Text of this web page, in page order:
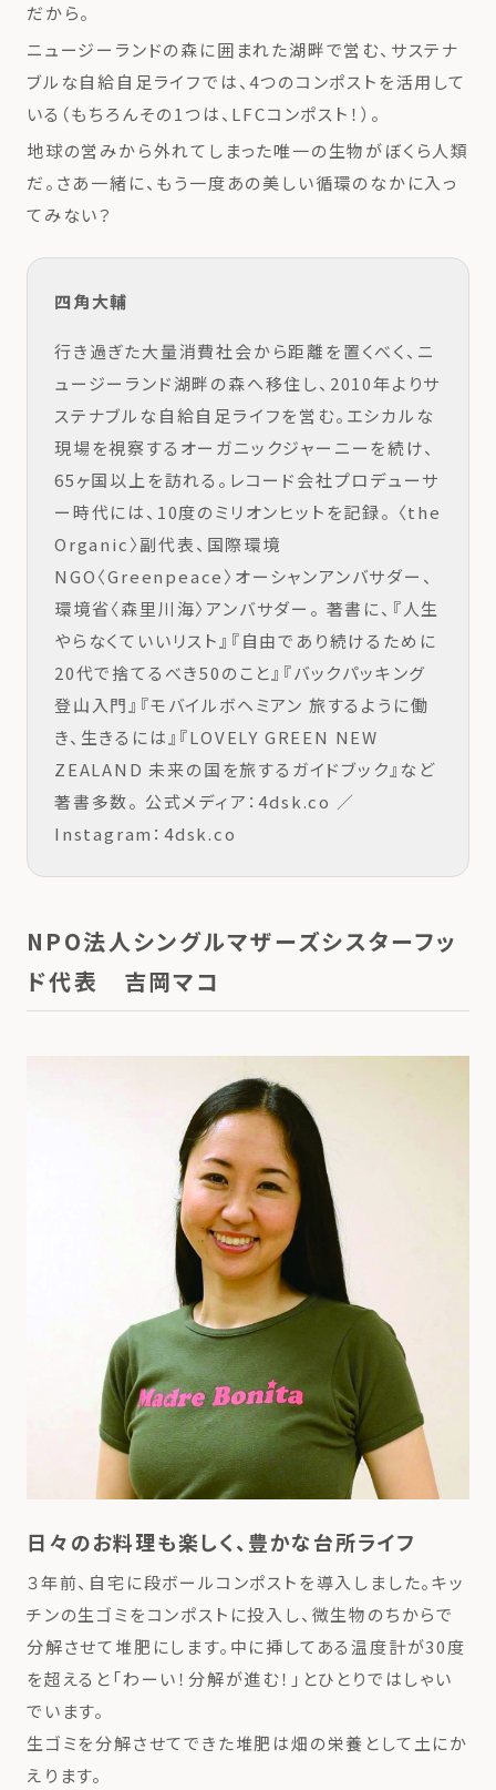
だから。
ニュージーランドの森に囲まれた湖畔で営む、サステナ
ブルな自給自足ライフでは、4つのコンポストを活用して
いる（もちろんその1つは、LFCコンポスト！）。
地球の営みから外れてしまった唯一の生物がぼくら人類
だ。さあ一緒に、もう一度あの美しい循環のなかに入っ
てみない？
四角大輔
行き過ぎた大量消費社会から距離を置くべく、ニ
ュージーランド湖畔の森へ移住し、2010年よりサ
ステナブルな自給自足ライフを営む。エシカルな
現場を視察するオーガニックジャーニーを続け、
65ヶ国以上を訪れる。レコード会社プロデューサ
ー時代には、10度のミリオンヒットを記録。 〈the
Organic〉副代表、国際環境
NGO〈Greenpeace〉オーシャンアンバサダー、
環境省〈森里川海〉アンバサダー。 著書に、『人生
やらなくていいリスト』『自由であり続けるために
20代で捨てるべき50のこと』『バックパッキング
登山入門』『モバイルボヘミアン 旅するように働
き、生きるには』『LOVELY GREEN NEW
ZEALAND 未来の国を旅するガイドブック』など
著書多数。 公式メディア：4dsk.co ／
Instagram：4dsk.co
NPO法人シングルマザーズシスターフッ
ド代表 吉岡マコ
日々のお料理も楽しく、豊かな台所ライフ
３年前、自宅に段ボールコンポストを導入しました。キッ
チンの生ゴミをコンポストに投入し、微生物のちからで
分解させて堆肥にします。中に挿してある温度計が30度
を超えると「わーい！分解が進む！」とひとりではしゃい
でいます。
生ゴミを分解させてできた堆肥は畑の栄養として土にか
えります。